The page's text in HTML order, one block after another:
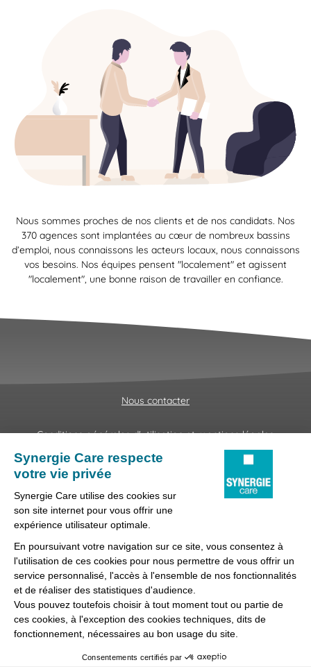
Nous sommes proches de nos clients et de nos candidats. Nos
370 agences sont implantées au cœur de nombreux bassins
d’emploi, nous connaissons les acteurs locaux, nous connaissons
vos besoins. Nos équipes pensent "localement" et agissent
"localement", une bonne raison de travailler en confiance.
Nous contacter
Conditions générales d'utilisation et mentions légales
Fraudes & Hameçonnages
Lanceur d'alertes
Préférences des cookies
Synergie Care, réseau d'agences d'emploi spécialisées dans
la délégation de personnel médical et paramédical, filiale du
groupe Synergie.